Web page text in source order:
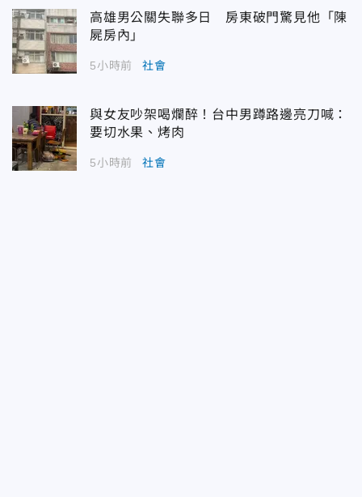
高雄男公關失聯多日 房東破門驚見他「陳
屍房內」
5小時前 社會
與女友吵架喝爛醉！台中男蹲路邊亮刀喊：
要切水果、烤肉
5小時前 社會